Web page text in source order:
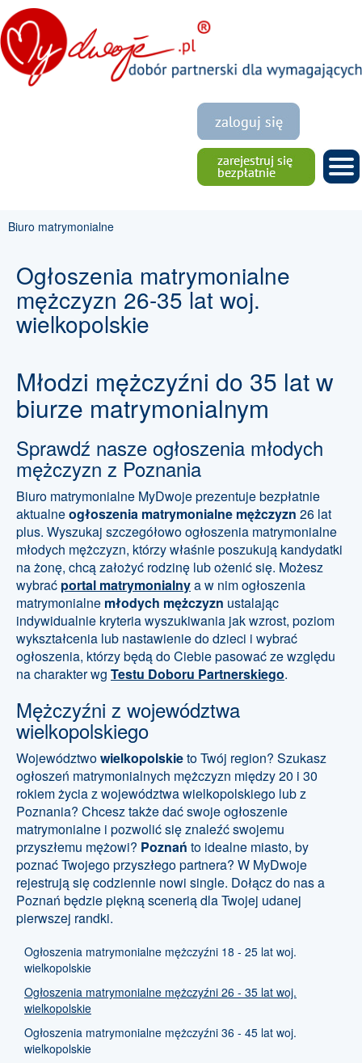
Biuro matrymonialne
Ogłoszenia matrymonialne
mężczyzn 26-35 lat woj.
wielkopolskie
Młodzi mężczyźni do 35 lat w
biurze matrymonialnym
Sprawdź nasze ogłoszenia młodych
mężczyzn z Poznania
Biuro matrymonialne MyDwoje prezentuje bezpłatnie
aktualneogłoszenia matrymonialne mężczyzn 26 lat
plus. Wyszukaj szczegółowo ogłoszenia matrymonialne
młodych mężczyzn, którzy właśnie poszukują kandydatki
na żonę, chcą założyć rodzinę lub ożenić się. Możesz
wybrać portal matrymonialnya w nim ogłoszenia
matrymonialne młodych mężczyzn ustalając
indywidualnie kryteria wyszukiwania jak wzrost, poziom
wykształcenia lub nastawienie do dzieci i wybrać
ogłoszenia, którzy będą do Ciebie pasować ze względu
na charakter wg Testu Doboru Partnerskiego.
Mężczyźni z województwa
wielkopolskiego
Województwowielkopolskieto Twój region? Szukasz
ogłoszeń matrymonialnych mężczyzn między 20 i 30
rokiem życia z województwa wielkopolskiego lub z
Poznania? Chcesz także dać swoje ogłoszenie
matrymonialne i pozwolić się znaleźć swojemu
przyszłemu mężowi? Poznań to idealne miasto, by
poznać Twojego przyszłego partnera? W MyDwoje
rejestrują się codziennie nowi single. Dołącz do nas a
Poznań będzie piękną scenerią dla Twojej udanej
pierwszej randki.
Ogłoszenia matrymonialne mężczyźni 18 - 25 lat woj.
wielkopolskie
Ogłoszenia matrymonialne mężczyźni 26 - 35 lat woj.
wielkopolskie
Ogłoszenia matrymonialne mężczyźni 36 - 45 lat woj.
wielkopolskie